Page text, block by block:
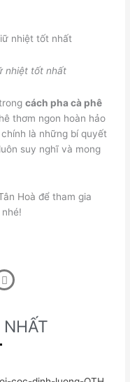
nhiệt tốt nhất
cách pha cà phê
thơm ngon hoàn hảo
là những bí quyết
suy nghĩ và mong
Hoà để tham gia
L
i
n
d
i
NHẤT